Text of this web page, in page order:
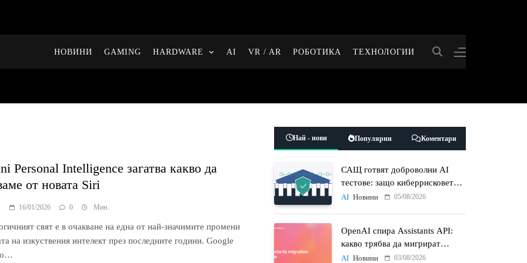
НОВИНИ GAMING HARDWARE AI VR / AR РОБОТИКА ТЕХНОЛОГИИ
Personal Intelligence загатва какво да
от новата Siri
16/01/2026 0 Мин.
свят е в очакване на една от най-значимите промени
на изкуствения интелект през последните години. Google
Най - нови Популярни Коментари
САЩ готвят доброволни AI
тестове: защо киберрисковете
на моделите стават
AI Новини 05/08/2026
OpenAI спира Assistants API:
какво трябва да мигрират
разработчиците до 26 август
AI Новини 03/08/2026